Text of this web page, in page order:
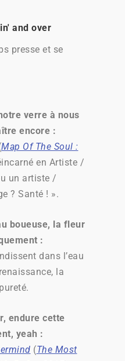
and over
presse et se
verre à nous
encore :
Map Of The Soul :
en Artiste /
un artiste /
? Santé ! ».
boueuse, la fleur
:
dans l’eau
la
endure cette
yeah :
(The Most